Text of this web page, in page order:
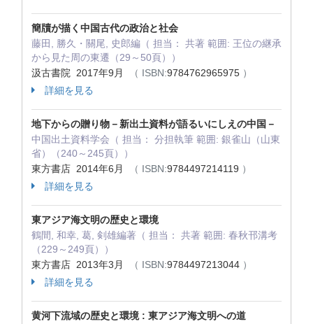
簡牘が描く中国古代の政治と社会
藤田, 勝久・關尾, 史郎編（ 担当： 共著 範囲: 王位の継承
から見た周の東遷（29～50頁））
汲古書院 2017年9月
（ ISBN:9784762965975 ）
詳細を見る
地下からの贈り物－新出土資料が語るいにしえの中国－
中国出土資料学会（ 担当： 分担執筆 範囲: 銀雀山（山東
省）（240～245頁））
東方書店 2014年6月
（ ISBN:9784497214119 ）
詳細を見る
東アジア海文明の歴史と環境
鶴間, 和幸, 葛, 剣雄編著（ 担当： 共著 範囲: 春秋邗溝考
（229～249頁））
東方書店 2013年3月
（ ISBN:9784497213044 ）
詳細を見る
黄河下流域の歴史と環境 : 東アジア海文明への道